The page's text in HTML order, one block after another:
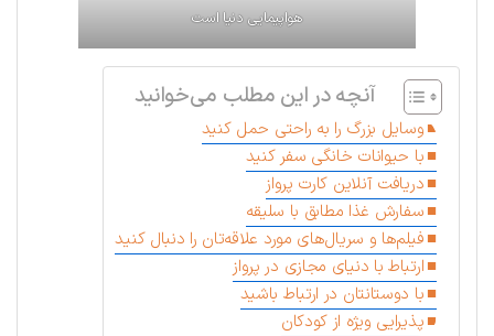
هواپیمایی دنیا است
آنچه در این مطلب می‌خوانید
وسایل بزرگ را به راحتی حمل کنید
با حیوانات خانگی سفر کنید
دریافت آنلاین کارت پرواز
سفارش غذا مطابق با سلیقه
فیلم‌ها و سریال‌های مورد علاقه‌تان را دنبال کنید
ارتباط با دنیای مجازی در پرواز
با دوستانتان در ارتباط باشید
پذیرایی ویژه از کودکان